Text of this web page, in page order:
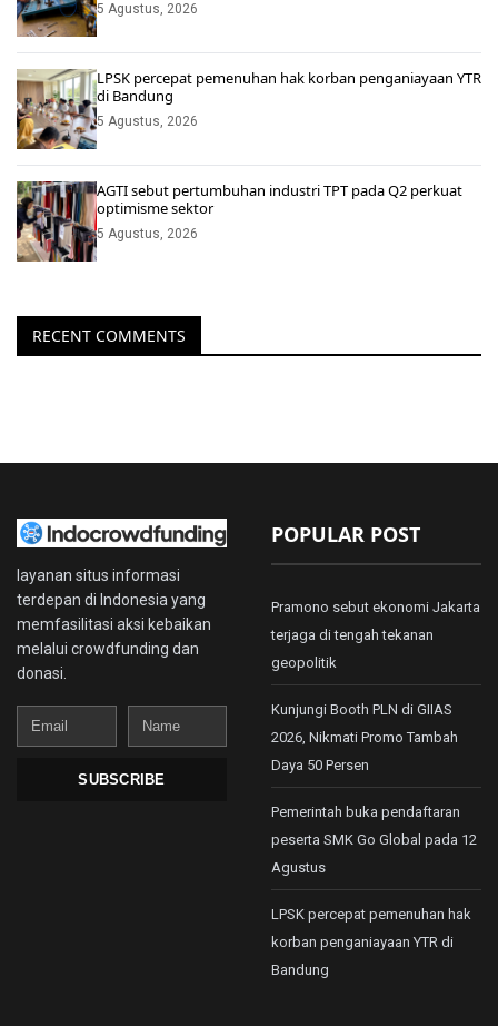
5 Agustus, 2026
LPSK percepat pemenuhan hak korban penganiayaan YTR
di Bandung
5 Agustus, 2026
AGTI sebut pertumbuhan industri TPT pada Q2 perkuat
optimisme sektor
5 Agustus, 2026
RECENT COMMENTS
layanan situs informasi
terdepan di Indonesia yang
memfasilitasi aksi kebaikan
melalui crowdfunding dan
donasi.
Email
Name
SUBSCRIBE
POPULAR POST
Pramono sebut ekonomi Jakarta
terjaga di tengah tekanan
geopolitik
Kunjungi Booth PLN di GIIAS
2026, Nikmati Promo Tambah
Daya 50 Persen
Pemerintah buka pendaftaran
peserta SMK Go Global pada 12
Agustus
LPSK percepat pemenuhan hak
korban penganiayaan YTR di
Bandung